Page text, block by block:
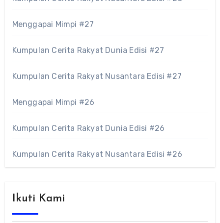
Menggapai Mimpi #27
Kumpulan Cerita Rakyat Dunia Edisi #27
Kumpulan Cerita Rakyat Nusantara Edisi #27
Menggapai Mimpi #26
Kumpulan Cerita Rakyat Dunia Edisi #26
Kumpulan Cerita Rakyat Nusantara Edisi #26
Ikuti Kami